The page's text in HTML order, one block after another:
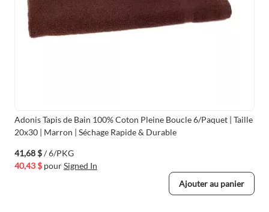
Adonis Tapis de Bain 100% Coton Pleine Boucle 6/Paquet | Taille
20x30 | Marron | Séchage Rapide & Durable
41,68 $/ 6/PKG
40,43 $ pourSigned In
Ajouter au panier